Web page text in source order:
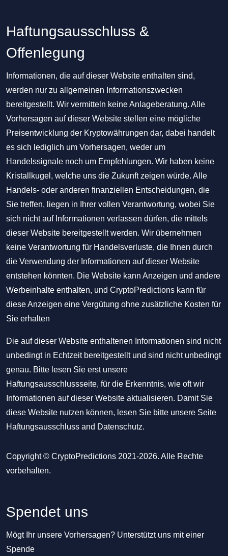
Haftungsausschluss &
Offenlegung
Informationen, die auf dieser Website enthalten sind,
werden nur zu allgemeinen Informationszwecken
bereitgestellt. Wir vermitteln keine Anlageberatung. Alle
Vorhersagen auf dieser Website stellen eine mögliche
Preisentwicklung der Kryptowährungen dar, dabei handelt
es sich lediglich um Vorhersagen, weder um
Handelssignale noch um Empfehlungen. Wir haben keine
Kristallkugel, welche uns die Zukunft zeigen würde. Alle
Handels- oder anderen finanziellen Entscheidungen, die
Sie treffen, liegen in Ihrer vollen Verantwortung, wobei Sie
sich nicht auf Informationen verlassen dürfen, die mittels
dieser Website bereitgestellt werden. Wir übernehmen
keine Verantwortung für Handelsverluste, die Ihnen durch
die Verwendung der Informationen auf dieser Website
entstehen könnten. Die Website kann Anzeigen und andere
Werbeinhalte enthalten, und CryptoPredictions kann für
diese Anzeigen eine Vergütung ohne zusätzliche Kosten für
Sie erhalten
Die auf dieser Website enthaltenen Informationen sind nicht
unbedingt in Echtzeit bereitgestellt und sind nicht unbedingt
genau. Bitte lesen Sie erst unsere
Haftungsausschlussseite, für die Erkenntnis, wie oft wir
Informationen auf dieser Website aktualisieren. Damit Sie
diese Website nutzen können, lesen Sie bitte unsere Seite
Haftungsausschluss and Datenschutz.
Copyright © CryptoPredictions 2021-2026. Alle Rechte
vorbehalten.
Spendet uns
Mögt Ihr unsere Vorhersagen? Unterstützt uns mit einer
Spende